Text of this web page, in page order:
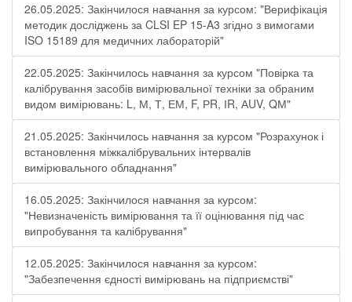
26.05.2025: Закінчилося навчання за курсом: "Верифікація
методик досліджень за CLSI EP 15-A3 згідно з вимогами
ISO 15189 для медичних лабораторій"
22.05.2025: Закінчилось навчання за курсом "Повірка та
калібрування засобів вимірювальної техніки за обраним
видом вимірювань: L, М, Т, ЕМ, F, РR, ІR, АUV, QМ"
21.05.2025: Закінчилось навчання за курсом "Розрахунок і
встановлення міжкалібрувальних інтервалів
вимірювального обладнання"
16.05.2025: Закінчилося навчання за курсом:
"Невизначеність вимірювання та її оцінювання під час
випробування та калібрування"
12.05.2025: Закінчилося навчання за курсом:
"Забезпечення єдності вимірювань на підприємстві"